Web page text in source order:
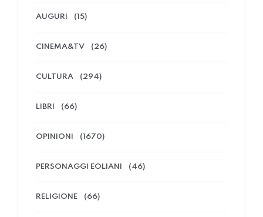
AUGURI (15)
CINEMA&TV (26)
CULTURA (294)
LIBRI (66)
OPINIONI (1670)
PERSONAGGI EOLIANI (46)
RELIGIONE (66)